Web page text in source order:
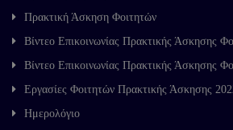
Πρακτική Άσκηση Φοιτητών
Βίντεο Επικοινωνίας Πρακτικής Άσκησης
Βίντεο Επικοινωνίας Πρακτικής Άσκησης
Εργασίες Φοιτητών Πρακτικής Άσκησης
Ημερολόγιο